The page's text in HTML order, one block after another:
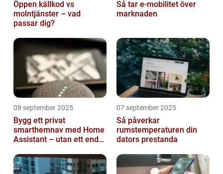
Öppen källkod vs
molntjänster – vad
passar dig?
Så tar e-mobilitet över
marknaden
08 september 2025
Bygg ett privat
smarthemnav med Home
Assistant – utan ett enda
07 september 2025
Så påverkar
rumstemperaturen din
dators prestanda